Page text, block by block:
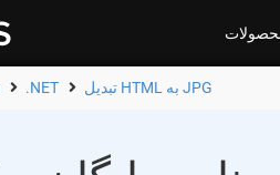
.NET تبدیل HTML به JPG